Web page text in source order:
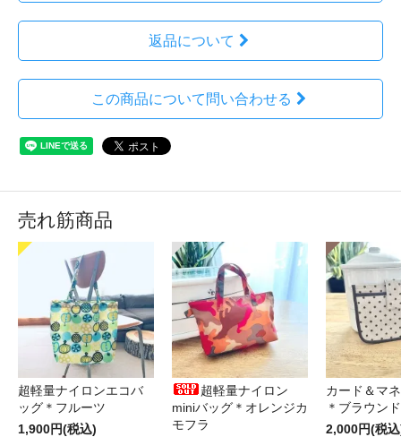
返品について
この商品について問い合わせる
売れ筋商品
超軽量ナイロンエコバ
ッグ＊フルーツ
1,900円(税込)
超軽量ナイロン
miniバッグ＊オレンジカ
モフラ
カード＆マ
＊ブラウン
2,000円(税